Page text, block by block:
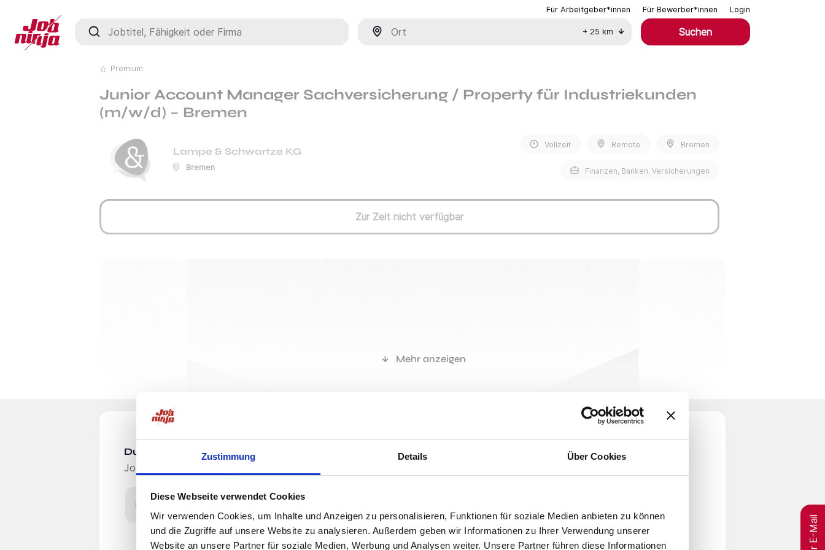
Zustimmung Details Über Cookies
Diese Webseite verwendet Cookies
Wir verwenden Cookies, um Inhalte und Anzeigen zu personalisieren, Funktionen für soziale Medien anbieten zu können
und die Zugriffe auf unsere Website zu analysieren. Außerdem geben wir Informationen zu Ihrer Verwendung unserer
Website an unsere Partner für soziale Medien, Werbung und Analysen weiter. Unsere Partner führen diese Informationen
Für Arbeitgeber*innen Für Bewerber*innen Login
Jobtitel, Fähigkeit oder Firma
+ 25 km Suchen
Premium
Junior Account Manager Sachversicherung / Property für Industriekunden
(m/w/d) – Bremen
Lampe & Schwartze KG
Bremen
Vollzeit Remote Bremen
Finanzen, Banken, Versicherungen
Zur Zeit nicht verfügbar
Mehr anzeigen
Du möchtest Jobs, die zu Dir passen?
Jobangebote per E-Mail erhalten
E-Mail-Adresse